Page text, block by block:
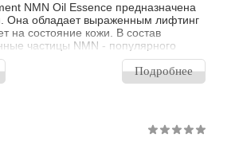
NMN Oil Essence предназначена
Она обладает выраженным лифтинг
на состояние кожи. В состав
частицы NMN - популярного
(NMN),
активизирует процессы
кожи. Также увлажняющая
Подробнее